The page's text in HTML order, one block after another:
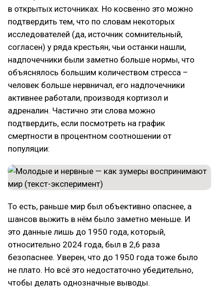
в открытых источниках. Но косвенно это можно
подтвердить тем, что по словам некоторых
исследователей (да, источник сомнительный,
согласен) у ряда крестьян, чьи останки нашли,
надпочечники были заметно больше нормы, что
объяснялось большим количеством стресса –
человек больше нервничал, его надпочечники
активнее работали, производя кортизол и
адреналин. Частично эти слова можно
подтвердить, если посмотреть на график
смертности в процентном соотношении от
популяции:
То есть, раньше мир был объективно опаснее, а
шансов выжить в нём было заметно меньше. И
это данные лишь до 1950 года, который,
относительно 2024 года, был в 2,6 раза
безопаснее. Уверен, что до 1950 года тоже было
не плато. Но всё это недостаточно убедительно,
чтобы делать однозначные выводы.